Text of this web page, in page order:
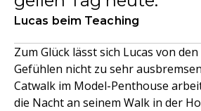
Lucas beim Teaching
Zum Glück lässt sich Lucas von
Gefühlen nicht zu sehr
Catwalk im Model-Penthouse
die Nacht an seinem Walk in der